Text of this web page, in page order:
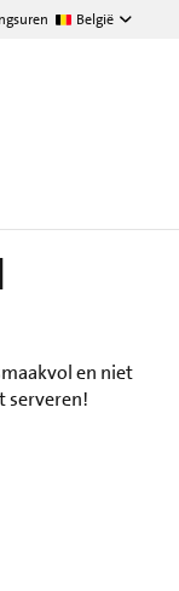
België
en niet
serveren!